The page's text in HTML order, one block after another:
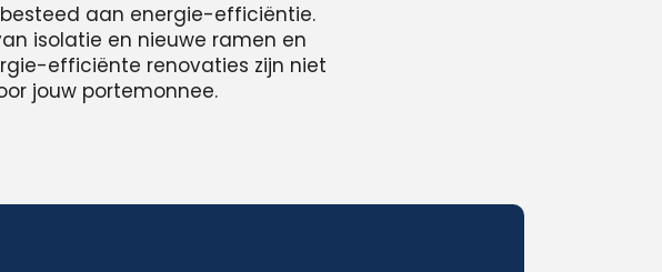
aan energie-efficiëntie.
isolatie en nieuwe ramen en
efficiënte renovaties zijn niet
jouw portemonnee.